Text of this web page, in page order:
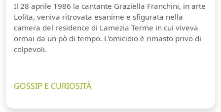
Il 28 aprile 1986 la cantante Graziella Franchini, in arte
Lolita, veniva ritrovata esanime e sfigurata nella
camera del residence di Lamezia Terme in cui viveva
ormai da un pò di tempo. L'omicidio è rimasto privo di
colpevoli.
GOSSIP E CURIOSITÀ